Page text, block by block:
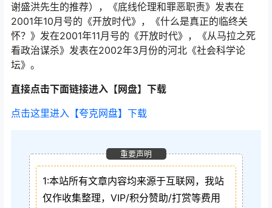
谢盛洪先生的推荐），《底线伦理和罪恶职责》发表在
2001年10月号的《开放时代》，《什么是真正的临终关
怀？》发在2001年11月号的《开放时代》，《从马拉之死
看政治谋杀》发表在2002年3月份的河北《社会科学论
坛》。
直接点击下面链接进入【网盘】下载
点击这里进入【夸克网盘】下载
重要声明
1:本站所有文章内容均来源于互联网，我站
仅作收集整理，VIP/积分赞助/打赏等费用